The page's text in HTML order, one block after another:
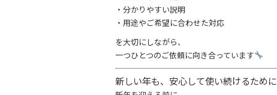
・分かりやすい説明
・用途やご希望に合わせた対応
を大切にしながら、
一つひとつのご依頼に向き合っています
新しい年も、安心して使い続けるために